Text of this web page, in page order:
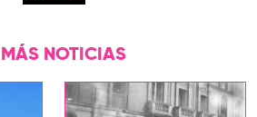
MÁS NOTICIAS